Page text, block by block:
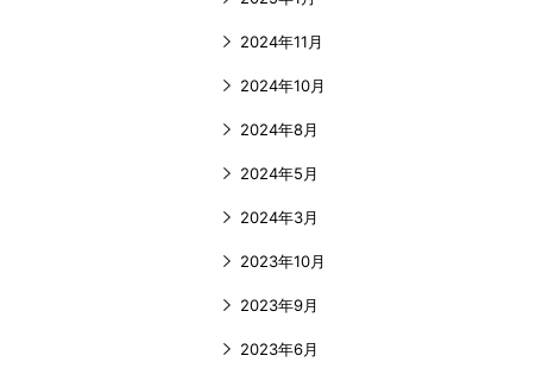
2024年11月
2024年10月
2024年8月
2024年5月
2024年3月
2023年10月
2023年9月
2023年6月